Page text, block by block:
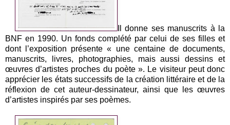
Il donne ses manuscrits à la
BNF en 1990. Un fonds complété par celui de ses filles et
dont l’exposition présente « une centaine de documents,
manuscrits, livres, photographies, mais aussi dessins et
œuvres d’artistes proches du poète ». Le visiteur peut donc
apprécier les états successifs de la création littéraire et de la
réflexion de cet auteur-dessinateur, ainsi que les œuvres
d’artistes inspirés par ses poèmes.